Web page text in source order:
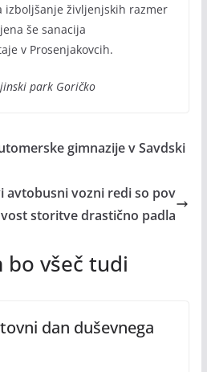
izboljšanje življenjskih razmer
še sanacija
v Prosenjakovcih.
park Goričko
gimnazije v Savdski
avtobusni vozni redi so pov
storitve drastično padla
bo všeč tudi
dan duševnega